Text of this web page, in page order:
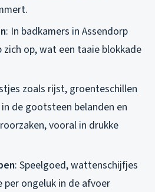
: In badkamers in Assendorp
zich op, wat een taaie blokkade
zoals rijst, groenteschillen
de gootsteen belanden en
vooral in drukke
: Speelgoed, wattenschijfjes
ongeluk in de afvoer